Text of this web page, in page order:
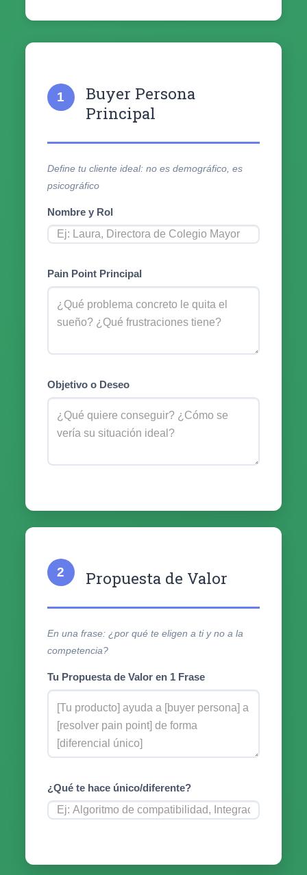
1
Buyer Persona
Principal
Define tu cliente ideal: no es demográfico, es
psicográfico
Nombre y Rol
Pain Point Principal
Objetivo o Deseo
2 Propuesta de Valor
En una frase: ¿por qué te eligen a ti y no a la
competencia?
Tu Propuesta de Valor en 1 Frase
¿Qué te hace único/diferente?